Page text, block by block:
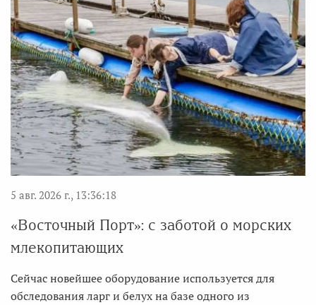
5 авг. 2026 г., 13:36:18
«Восточный Порт»: с заботой о морских
млекопитающих
Сейчас новейшее оборудование используется для
обследования ларг и белух на базе одного из